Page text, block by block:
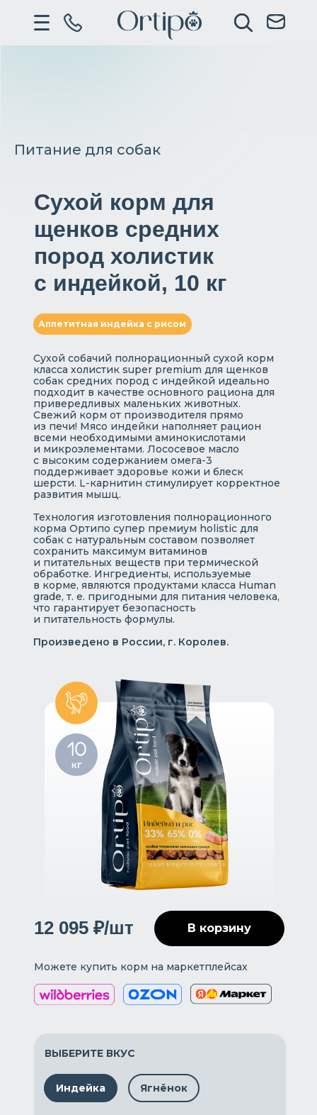
Питание для собак
Сухой корм для
щенков средних
пород холистик
с индейкой, 10 кг
Сухой собачий полнорационный сухой корм
класса холистик super premium для щенков
собак средних пород с индейкой идеально
подходит в качестве основного рациона для
привередливых маленьких животных.
Свежий корм от производителя прямо
из печи! Мясо индейки наполняет рацион
всеми необходимыми аминокислотами
и микроэлементами. Лососевое масло
с высоким содержанием омега-3
поддерживает здоровье кожи и блеск
шерсти. L-карнитин стимулирует корректное
развития мышц.
Технология изготовления полнорационного
корма Ортипо супер премиум holistic для
собак с натуральным составом позволяет
сохранить максимум витаминов
и питательных веществ при термической
обработке. Ингредиенты, используемые
в корме, являются продуктами класса Human
grade, т. е. пригодными для питания человека,
что гарантирует безопасность
и питательность формулы.
Произведено в России, г. Королев.
Аппетитная индейка с рисом
ВЫБЕРИТЕ ВКУС
Индейка Ягнёнок
12 095 ₽/шт
Можете купить корм на маркетплейсах
В корзину